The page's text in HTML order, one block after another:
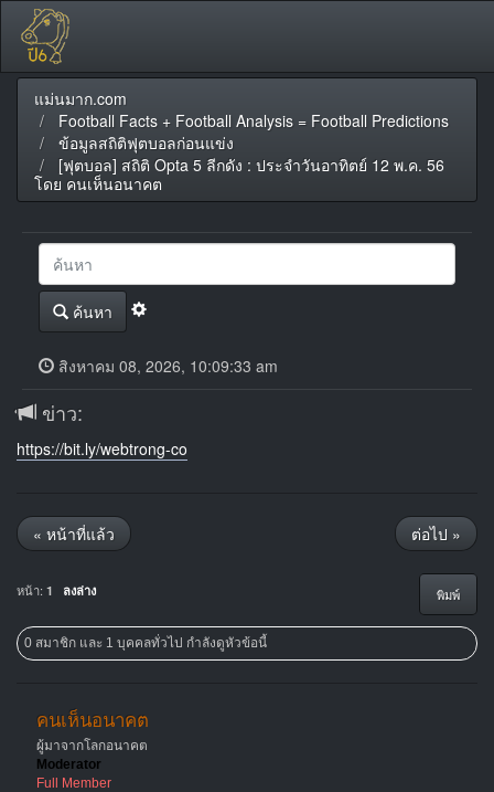
แม่นมาก.com
Football Facts + Football Analysis = Football Predictions
ข้อมูลสถิติฟุตบอลก่อนแข่ง
[ฟุตบอล] สถิติ Opta 5 ลีกดัง : ประจำวันอาทิตย์ 12 พ.ค. 56
โดย คนเห็นอนาคต
ค้นหา
สิงหาคม 08, 2026, 10:09:33 am
ข่าว:
https://bit.ly/webtrong-co
« หน้าที่แล้ว ต่อไป »
พิมพ์
หน้า: 1 ลงล่าง
0 สมาชิก และ 1 บุคคลทั่วไป กำลังดูหัวข้อนี้
คนเห็นอนาคต
ผู้มาจากโลกอนาคต
Moderator
Full Member